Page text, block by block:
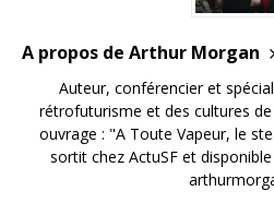
A propos de Arthur Morgan
Auteur, conférencier et
rétrofuturisme et des cultures
ouvrage : "A Toute Vapeur, le
sortit chez ActuSF et